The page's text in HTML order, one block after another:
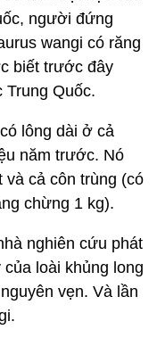
người đứng
wangi có răng
biết trước đây
Quốc.
lông dài ở cả
năm trước. Nó
và cả côn trùng (có
chừng 1 kg).
nghiên cứu phát
loài khủng long
vẹn. Và lần